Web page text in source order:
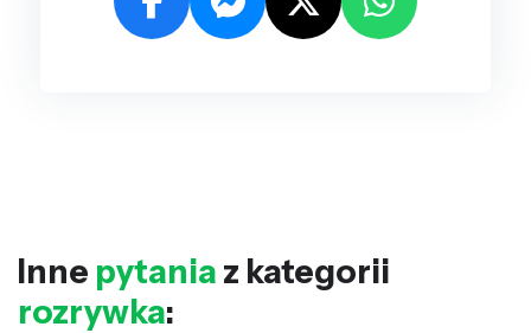
Inne pytania z kategorii
rozrywka: